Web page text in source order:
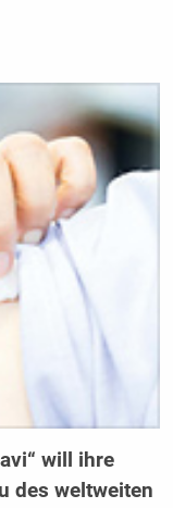
will ihre
des weltweiten